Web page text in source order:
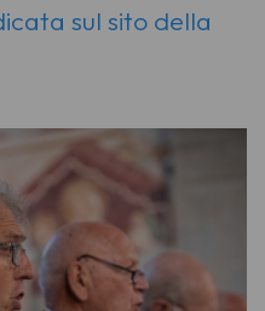
sul sito della